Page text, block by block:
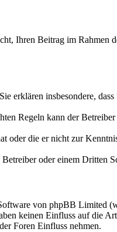
Ihren Beitrag im Rahmen
erklären insbesondere,
Regeln kann der
oder die er nicht zur
oder einem Dritten
von phpBB Limited
keinen Einfluss auf die
Foren Einfluss nehmen.